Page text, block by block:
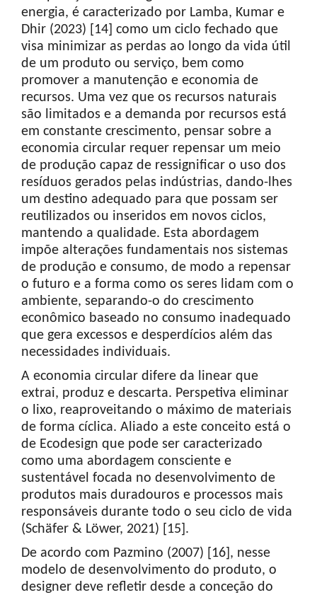
energia, é caracterizado por Lamba, Kumar e
Dhir (2023) [14] como um ciclo fechado que
visa minimizar as perdas ao longo da vida útil
de um produto ou serviço, bem como
promover a manutenção e economia de
recursos. Uma vez que os recursos naturais
são limitados e a demanda por recursos está
em constante crescimento, pensar sobre a
economia circular requer repensar um meio
de produção capaz de ressignificar o uso dos
resíduos gerados pelas indústrias, dando-lhes
um destino adequado para que possam ser
reutilizados ou inseridos em novos ciclos,
mantendo a qualidade. Esta abordagem
impõe alterações fundamentais nos sistemas
de produção e consumo, de modo a repensar
o futuro e a forma como os seres lidam com o
ambiente, separando-o do crescimento
econômico baseado no consumo inadequado
que gera excessos e desperdícios além das
necessidades individuais.
A economia circular difere da linear que
extrai, produz e descarta. Perspetiva eliminar
o lixo, reaproveitando o máximo de materiais
de forma cíclica. Aliado a este conceito está o
de Ecodesign que pode ser caracterizado
como uma abordagem consciente e
sustentável focada no desenvolvimento de
produtos mais duradouros e processos mais
responsáveis durante todo o seu ciclo de vida
(Schäfer & Löwer, 2021) [15].
De acordo com Pazmino (2007) [16], nesse
modelo de desenvolvimento do produto, o
designer deve refletir desde a conceção do